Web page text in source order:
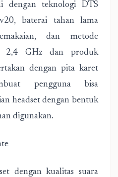
dengan teknologi DTS
baterai tahan lama
dan metode
2,4 GHz dan produk
dengan pita karet
pengguna bisa
headset dengan bentuk
digunakan.
dengan kualitas suara